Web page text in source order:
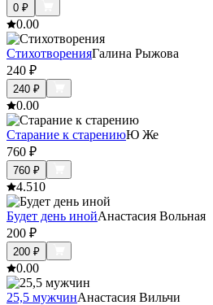
0 ₽
0.00
СтихотворенияГалина Рыжова
240 ₽
240 ₽
0.00
Старание к старениюЮ Же
760 ₽
760 ₽
4.510
Будет день инойАнастасия Вольная
200 ₽
200 ₽
0.00
25,5 мужчинАнастасия Вильчи